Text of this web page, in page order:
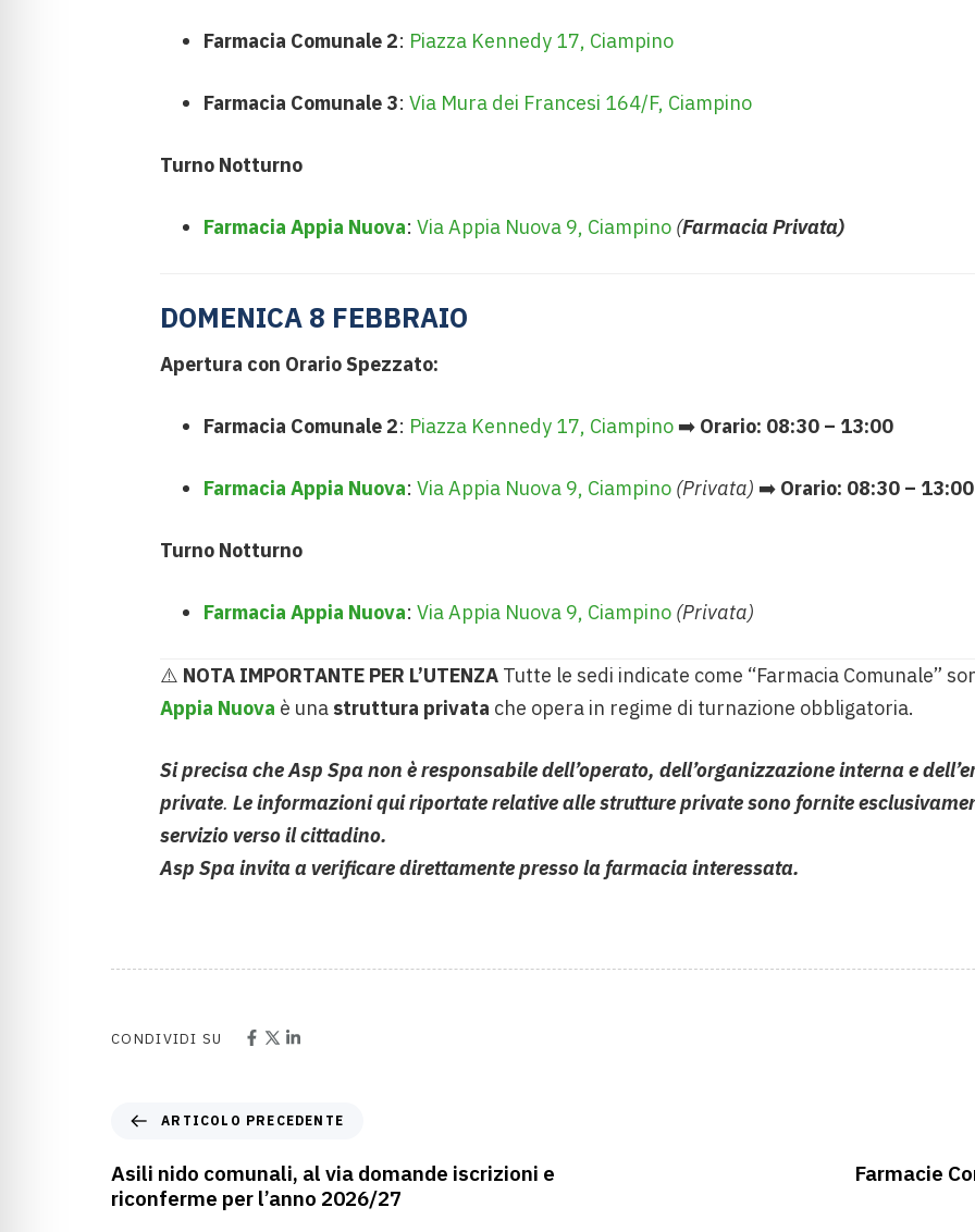
Farmacia Comunale 2: Piazza Kennedy 17, Ciampino
Farmacia Comunale 3: Via Mura dei Francesi 164/F, Ciampino
Turno Notturno
Farmacia Appia Nuova: Via Appia Nuova 9, Ciampino (Farmacia Privata)
DOMENICA 8 FEBBRAIO
Apertura con Orario Spezzato:
Farmacia Comunale 2: Piazza Kennedy 17, Ciampino ➡️ Orario: 08:30 – 13:00
Farmacia Appia Nuova: Via Appia Nuova 9, Ciampino (Privata) ➡️ Orario: 08:30 –
Turno Notturno
Farmacia Appia Nuova: Via Appia Nuova 9, Ciampino (Privata)
⚠️ NOTA IMPORTANTE PER L’UTENZA Tutte le sedi indicate come “Farmacia Comunale”
Appia Nuova è una struttura privata che opera in regime di turnazione obbligatoria.
Si precisa cheAsp Spa non è responsabile dell’operato, dell’organizzazione interna e
private. Le informazioni qui riportate relative alle strutture private sono fornite
servizio verso il cittadino.
Asp Spa invita a verificare direttamente presso la farmacia interessata.
CONDIVIDI SU
ARTICOLO PRECEDENTE
Asili nido comunali, al via domande iscrizioni e
riconferme per l’anno 2026/27
Farmacie